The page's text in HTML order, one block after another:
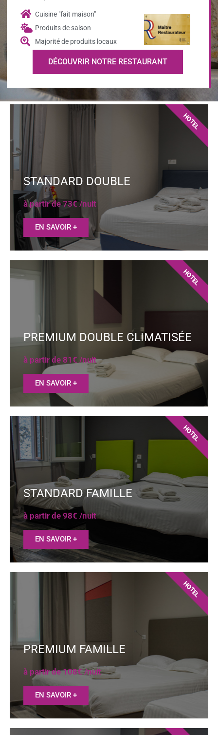
Cuisine "fait maison"
Produits de saison
Majorité de produits locaux
DÉCOUVRIR NOTRE RESTAURANT
STANDARD DOUBLE
à partir de 73€ /nuit
EN SAVOIR +
HOTEL
PREMIUM DOUBLE CLIMATISÉE
à partir de 81€ /nuit
EN SAVOIR +
HOTEL
STANDARD FAMILLE
à partir de 98€ /nuit
EN SAVOIR +
HOTEL
PREMIUM FAMILLE
à partir de 108€ /nuit
EN SAVOIR +
HOTEL